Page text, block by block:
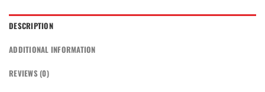
DESCRIPTION
ADDITIONAL INFORMATION
REVIEWS (0)